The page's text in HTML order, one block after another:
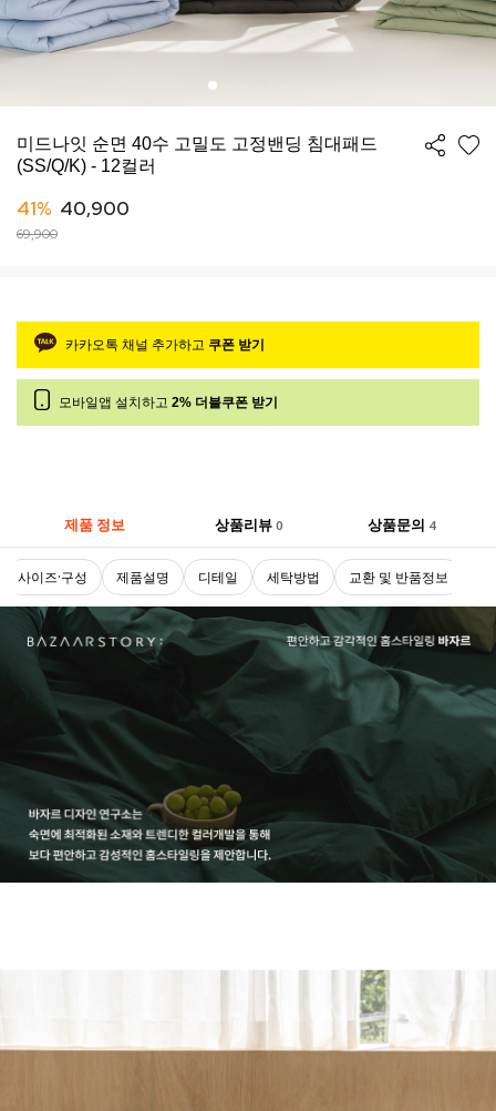
미드나잇 순면 40수 고밀도 고정밴딩 침대패드
(SS/Q/K) - 12컬러
41% 40,900
69,900
카카오톡 채널 추가하고 쿠폰 받기
모바일앱 설치하고 2% 더블쿠폰 받기
제품 정보 상품리뷰 0 상품문의 4
사이즈·구성 제품설명 디테일 세탁방법 교환 및 반품정보